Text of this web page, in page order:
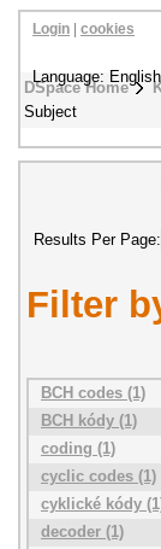
DSpace Home
Subject
Login cookies
Language:
Results Per Page:
Filter
BCH codes (1)
BCH kódy (1)
coding (1)
cyclic codes (1)
cyklické kódy
decoder (1)